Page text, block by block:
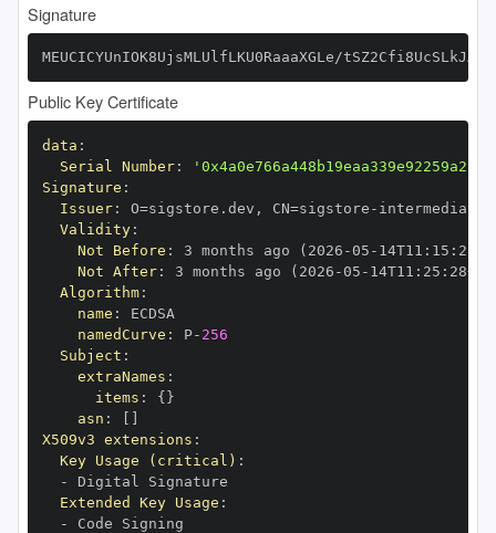
Signature
MEUCICYUnIOK8UjsMLUlfLKU0RaaaXGLe/
Public Key Certificate
data :
Serial Number:
Signature :
Issuer: O=sigstore.dev , CN=sigstore -
Validity:
Not Before : 3 months ago (2026 -05 - 14T11 : 15 :
Not After: 3 months ago (2026 -05 - 14T11 : 25 : 28+00
Algorithm:
name :
namedCurve : P- 256
Subject :
extraNames :
items : { }
asn :
X509v3 extensions :
Key Usage (critical) :
-
Extended Key Usage :
-